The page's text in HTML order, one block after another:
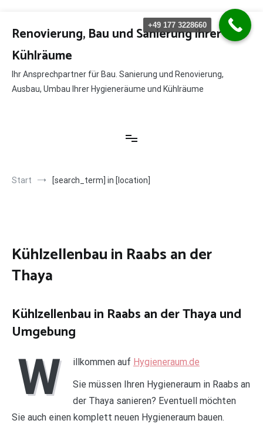
Inhalt
springen
Renovierung, Bau und Sanierung ihrer
Kühlräume
Ihr Ansprechpartner für Bau. Sanierung und Renovierung,
Ausbau, Umbau Ihrer Hygieneräume und Kühlräume
Start [search_term] in [location]
Kühlzellenbau in Raabs an der
Thaya
Kühlzellenbau in Raabs an der Thaya und
Umgebung
W illkommen auf Hygieneraum.de
Sie müssen Ihren Hygieneraum in Raabs an
der Thaya sanieren? Eventuell möchten
Sie auch einen komplett neuen Hygieneraum bauen.
+49 177 3228660